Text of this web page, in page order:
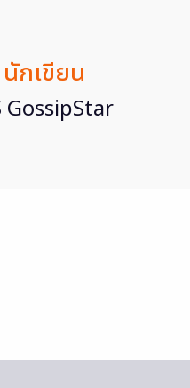
นักเขียน
GossipStar